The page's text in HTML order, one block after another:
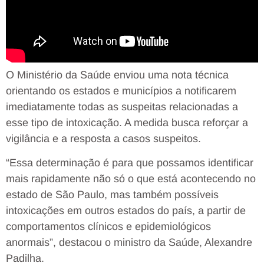
O Ministério da Saúde enviou uma nota técnica
orientando os estados e municípios a notificarem
imediatamente todas as suspeitas relacionadas a
esse tipo de intoxicação. A medida busca reforçar a
vigilância e a resposta a casos suspeitos.
“Essa determinação é para que possamos identificar
mais rapidamente não só o que está acontecendo no
estado de São Paulo, mas também possíveis
intoxicações em outros estados do país, a partir de
comportamentos clínicos e epidemiológicos
anormais”, destacou o ministro da Saúde, Alexandre
Padilha.